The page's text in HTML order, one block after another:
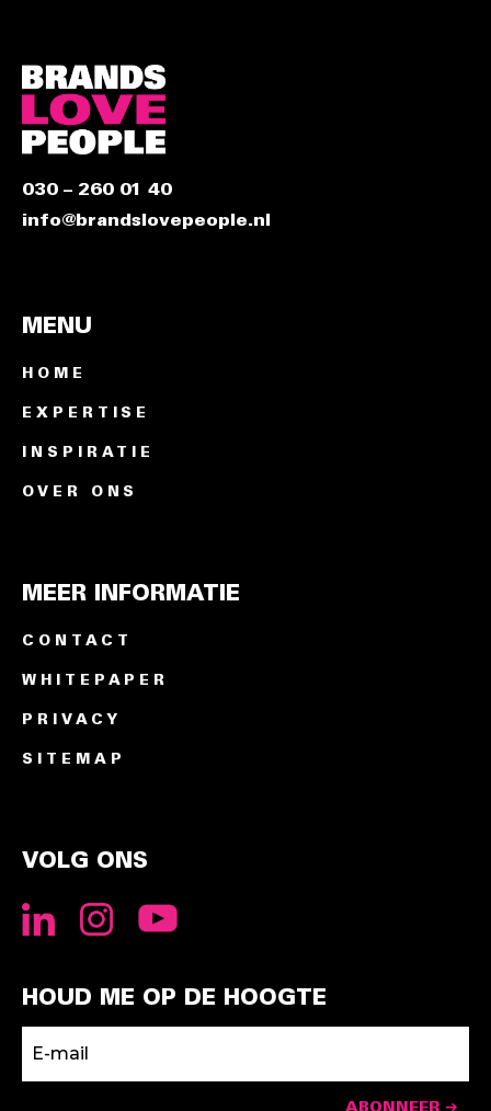
030 – 260 01 40
info@brandslovepeople.nl
MENU
HOME
EXPERTISE
INSPIRATIE
OVER ONS
MEER INFORMATIE
CONTACT
WHITEPAPER
PRIVACY
SITEMAP
VOLG ONS
HOUD ME OP DE HOOGTE